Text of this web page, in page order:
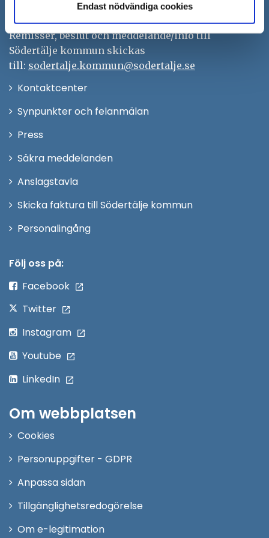
Endast nödvändiga cookies
kontaktcenter@sodertalje.se
Org.nr. 212000–0159
Remisser, beslut och meddelande/info till
Södertälje kommun skickas
till: sodertalje.kommun@sodertalje.se
KontaktcenterÖppna
Synpunkter och felanmälan
Press
fönster
Säkra meddelanden
Anslagstavla
Skicka faktura till Södertälje kommun
PersonalingångÖppna
Följ oss på:
Facebook
Twitter
Instagram
Youtube
LinkedIn
Om webbplatsen
Cookies
Personuppgifter - GDPR
Anpassa sidan
Tillgänglighetsredogörelse
Om e-legitimation